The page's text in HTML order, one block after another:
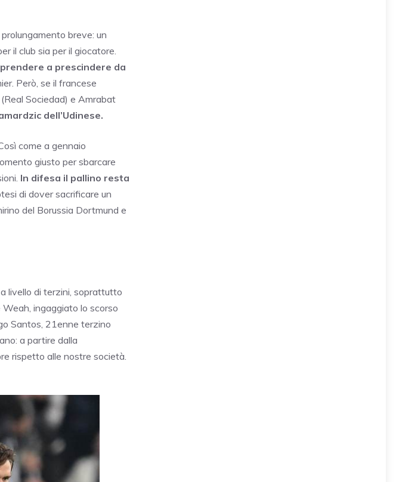
breve: un
il club sia per il giocatore.
a prescindere da
Però, se il francese
Sociedad) e Amrabat
dell’Udinese.
come a gennaio
giusto per sbarcare
In difesa il pallino resta
di dover sacrificare un
del Borussia Dortmund e
livello di terzini, soprattutto
ingaggiato lo scorso
Santos, 21enne terzino
a partire dalla
rispetto alle nostre società.